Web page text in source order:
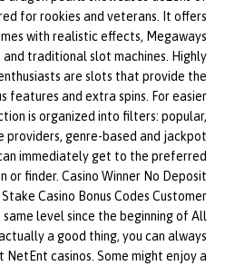
for rookies and veterans. It offers
with realistic effects, Megaways
traditional slot machines. Highly
are slots that provide the
features and extra spins. For easier
is organized into filters: popular,
providers, genre-based and jackpot
immediately get to the preferred
finder. Casino Winner No Deposit
Stake Casino Bonus Codes Customer
level since the beginning of All
a good thing, you can always
NetEnt casinos. Some might enjoy a